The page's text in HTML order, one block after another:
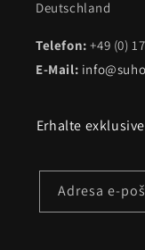
Deutschland
Telefon: +49 (0)
E-Mail:
Erhalte
Adresa e-